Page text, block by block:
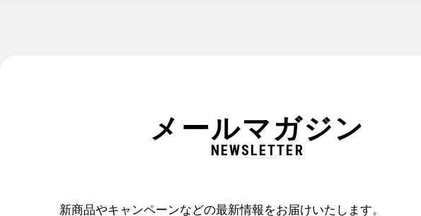
メールマガジン
NEWSLETTER
新商品やキャンペーンなどの最新情報をお届けいたします。